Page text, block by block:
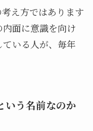
え方ではあります
面に意識を向け
いる人が、毎年
いう名前なのか